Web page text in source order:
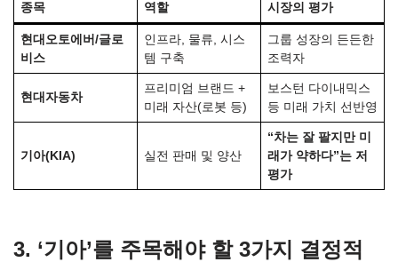
종목 역할 시장의 평가
현대오토에버/글로
비스
인프라, 물류, 시스
템 구축
그룹 성장의 든든한
조력자
현대자동차
프리미엄 브랜드 +
미래 자산(로봇 등)
보스턴 다이내믹스
등 미래 가치 선반영
기아(KIA) 실전 판매 및 양산
“차는 잘 팔지만 미
래가 약하다”는 저
평가
3. ‘기아’를 주목해야 할 3가지 결정적